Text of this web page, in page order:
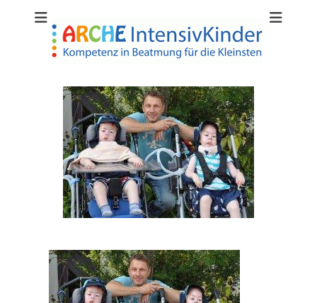
ARCHE
IntensivKinder –